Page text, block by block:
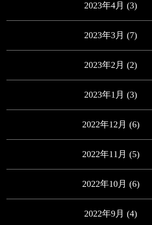
2023年4月 (3)
2023年3月 (7)
2023年2月 (2)
2023年1月 (3)
2022年12月 (6)
2022年11月 (5)
2022年10月 (6)
2022年9月 (4)